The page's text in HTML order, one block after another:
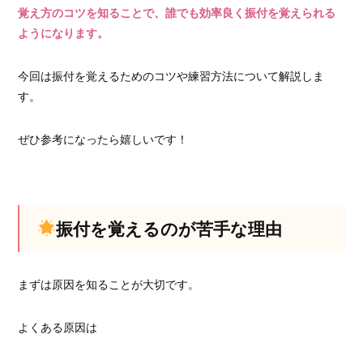
覚え方のコツを知ることで、誰でも効率良く振付を覚えられる
ようになります。
今回は振付を覚えるためのコツや練習方法について解説しま
す。
ぜひ参考になったら嬉しいです！
振付を覚えるのが苦手な理由
まずは原因を知ることが大切です。
よくある原因は